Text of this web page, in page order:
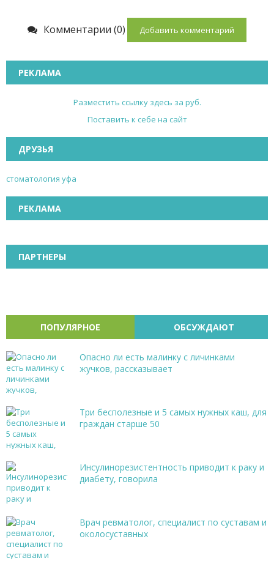
Комментарии (0) Добавить комментарий
РЕКЛАМА
Разместить ссылку здесь за руб.
Поставить к себе на сайт
ДРУЗЬЯ
стоматология уфа
РЕКЛАМА
ПАРТНЕРЫ
ПОПУЛЯРНОЕ ОБСУЖДАЮТ
Опасно ли есть малинку с личинками
жучков, рассказывает
Три бесполезные и 5 самых нужных каш, для
граждан старше 50
Инсулинорезистентность приводит к раку и
диабету, говорила
Врач ревматолог, специалист по суставам и
околосуставных